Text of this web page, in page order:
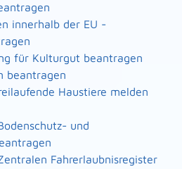
innerhalb der EU -
für Kulturgut beantragen
beantragen
Haustiere melden
und
Fahrerlaubnisregister